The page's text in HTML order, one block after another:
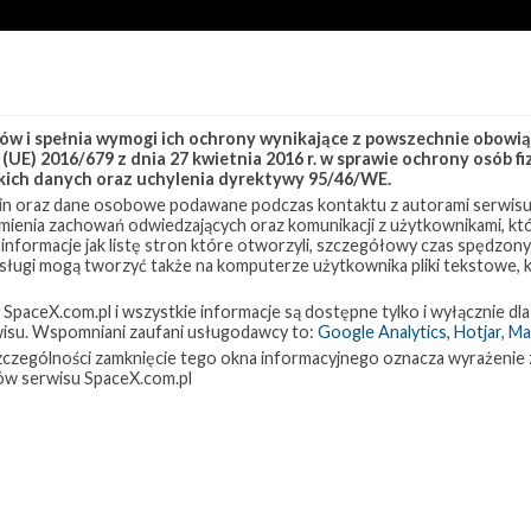
Group 5-15 Starlink-92
i spełnia wymogi ich ochrony wynikające z powszechnie
2016/679 z dnia 27 kwietnia 2016 r. w sprawie ochrony osób
danych oraz uchylenia dyrektywy 95/46/WE.
dane osobowe podawane podczas kontaktu z autorami
zachowań odwiedzających oraz komunikacji z użytkownikami,
jak listę stron które otworzyli, szczegółowy czas
mogą tworzyć także na komputerze użytkownika pliki tekstowe,
i wszystkie informacje są dostępne tylko i wyłącznie
Wspomniani zaufani usługodawcy to: Google Analytics, Hotjar,
zamknięcie tego okna informacyjnego oznacza
serwisu SpaceX.com.pl